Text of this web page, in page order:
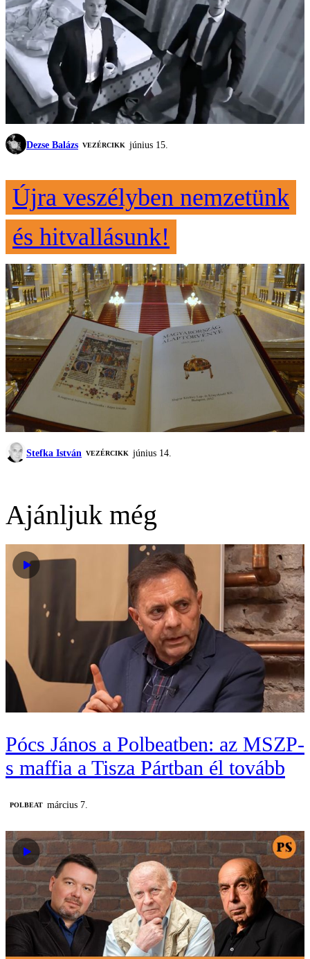
Dezse Balázs VEZÉRCIKK június 15.
Újra veszélyben nemzetünk
és hitvallásunk!
Stefka István VEZÉRCIKK június 14.
Ajánljuk még
Pócs János a Polbeatben: az MSZP-
s maffia a Tisza Pártban él tovább
‎POLBEAT március 7.